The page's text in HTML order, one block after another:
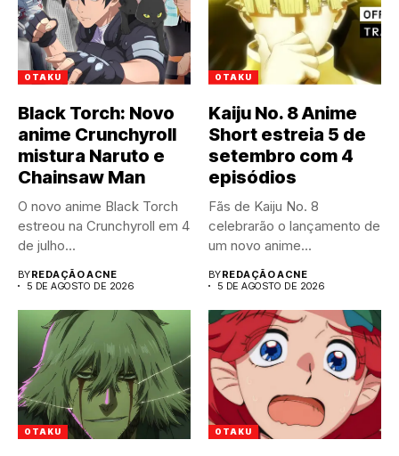
OTAKU
Black Torch: Novo
anime Crunchyroll
mistura Naruto e
Chainsaw Man
O novo anime Black Torch
estreou na Crunchyroll em 4
de julho...
BYREDAÇÃO ACNE
5 DE AGOSTO DE 2026
OTAKU
Kaiju No. 8 Anime
Short estreia 5 de
setembro com 4
episódios
Fãs de Kaiju No. 8
celebrarão o lançamento de
um novo anime...
BYREDAÇÃO ACNE
5 DE AGOSTO DE 2026
OTAKU OTAKU